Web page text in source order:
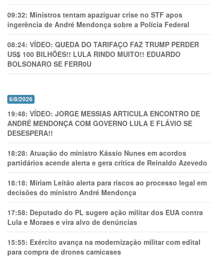
09:32: Ministros tentam apaziguar crise no STF apos
ingerência de André Mendonça sobre a Polícia Federal
08:24: VÍDEO: QUEDA DO TARIFAÇO FAZ TRUMP PERDER
US$ 100 BILHÕES!! LULA RINDO MUITO!! EDUARDO
BOLSONARO SE FERR0U
6/8/2026
19:48: VÍDEO: JORGE MESSIAS ARTICULA ENCONTRO DE
ANDRÉ MENDONÇA COM GOVERNO LULA E FLÁVIO SE
DESESPERA!!
18:28: Atuação do ministro Kássio Nunes em acordos
partidários acende alerta e gera crítica de Reinaldo Azevedo
18:18: Míriam Leitão alerta para riscos ao processo legal em
decisões do ministro André Mendonça
17:58: Deputado do PL sugere ação militar dos EUA contra
Lula e Moraes e vira alvo de denúncias
15:55: Exército avança na modernização militar com edital
para compra de drones camicases